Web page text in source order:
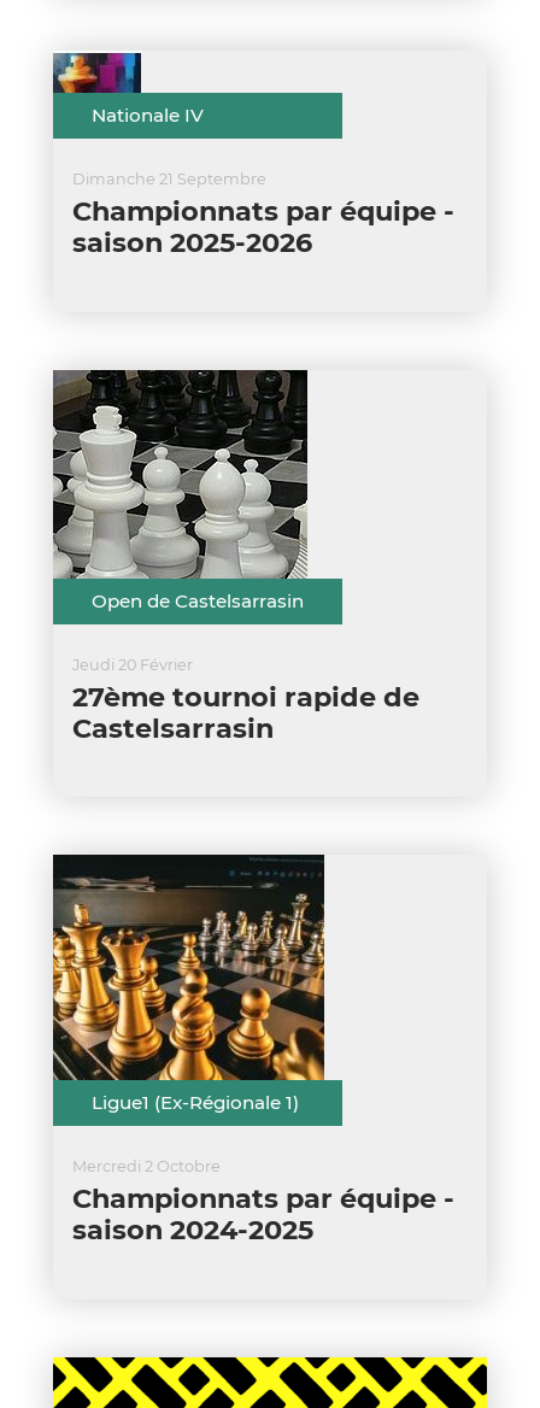
Nationale IV
Dimanche 21 Septembre
Championnats par équipe -
saison 2025-2026
Open de Castelsarrasin
Jeudi 20 Février
27ème tournoi rapide de
Castelsarrasin
Ligue1 (Ex-Régionale 1)
Mercredi 2 Octobre
Championnats par équipe -
saison 2024-2025